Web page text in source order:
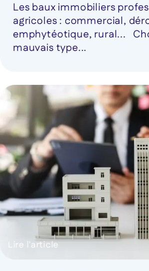
Les baux immobiliers
agricoles : commercial,
emphytéotique, rural...
mauvais type...
Lire l'article